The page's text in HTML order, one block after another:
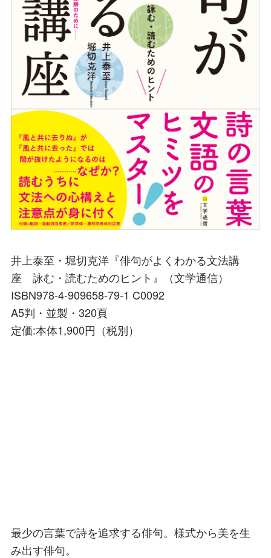
井上泰至・堀切克洋『俳句がよくわかる文法講
座 詠む・読むためのヒント』（文学通信）
ISBN978-4-909658-79-1 C0092
A5判・並製・320頁
定価:本体1,900円（税別）
最少の言葉で詩を追求する俳句。様式から美を生
み出す俳句。